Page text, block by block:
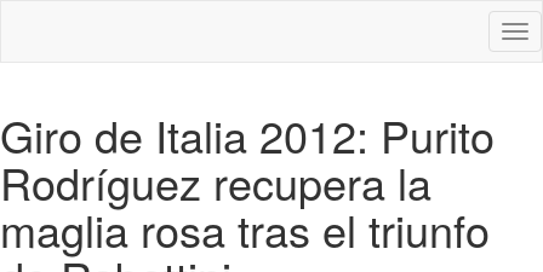
Giro de Italia 2012: Purito
Rodríguez recupera la
maglia rosa tras el triunfo